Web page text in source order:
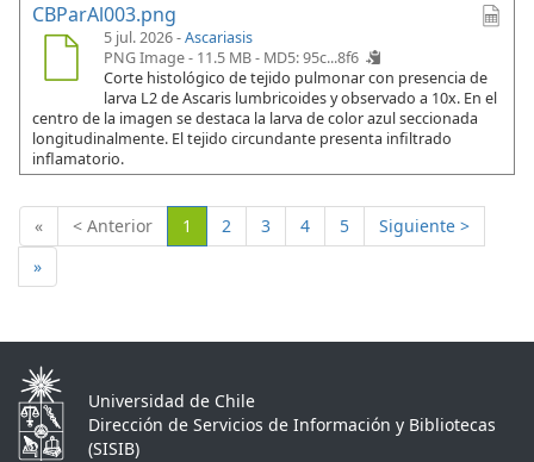
CBParAl003.png
5 jul. 2026 -Ascariasis
PNG Image - 11.5 MB - MD5: 95c...8f6
Corte histológico de tejido pulmonar con presencia de
larva L2 de Ascaris lumbricoides y observado a 10x. En el
centro de la imagen se destaca la larva de color azul seccionada
longitudinalmente. El tejido circundante presenta infiltrado
inflamatorio.
« < Anterior 1 (Actual)
2 3 4 5
Siguiente >
»
Universidad de Chile
Dirección de Servicios de Información y Bibliotecas
(SISIB)